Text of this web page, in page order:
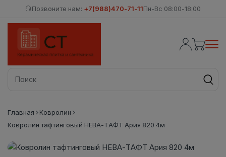
Позвоните нам: +7(988)470-71-11Пн-Вс 08:00-18:00
Главная
Ковролин
Ковролин тафтинговый НЕВА-ТАФТ Ария 820 4м